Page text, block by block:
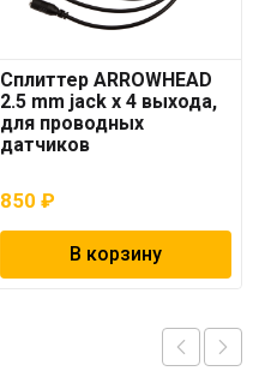
Сплиттер ARROWHEAD
2.5 mm jack x 4 выхода,
для проводных
датчиков
850₽
В корзину